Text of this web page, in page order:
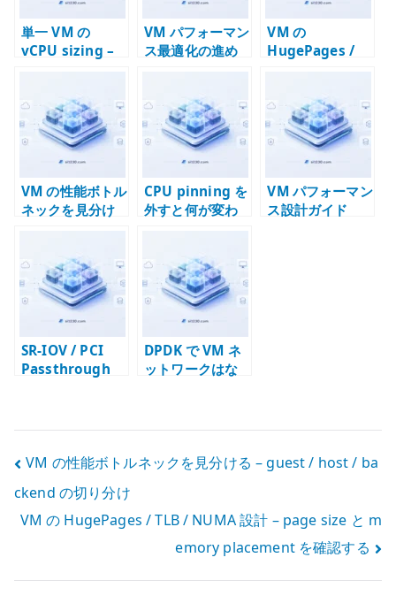
単一 VM の
vCPU sizing –
overcommit で
決める
VM パフォーマン
ス最適化の進め
証
VM の
HugePages /
と memory
placement を確
認する
VM の性能ボトル
ネックを見分け
の切り分け
CPU pinning を
外すと何が変わ
戻す設計
VM パフォーマン
ス設計ガイド
SR-IOV / PCI
Passthrough
る考え方 – 仮想
する設計
DPDK で VM ネ
ットワークはな
と NFV
投
稿
ナ
ビ
VM の性能ボトルネックを見分ける – guest / host / ba
ckend の切り分け
VM の HugePages / TLB / NUMA 設計 – page size と m
emory placement を確認する